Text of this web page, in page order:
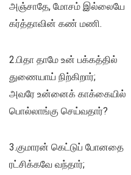
அஞ்சாதே, மோசம் இல்லையே
கர்த்தாவின் கண் மணி.
2.பிதா தாமே உன் பக்கத்தில்
துணையாய் நிற்கிறார்;
அவரே உன்னைக் காக்கையில்
பொல்லாங்கு செய்வதார்?
3.குமாரன் கெட்டுப் போனதை
ரட்சிக்கவே வந்தார்;